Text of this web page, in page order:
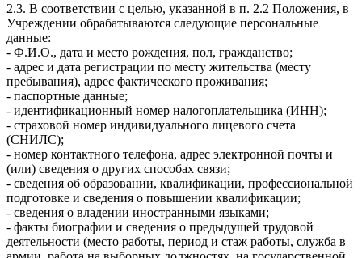
2.3. В соответствии с целью, указанной в п. 2.2 Положения, в
Учреждении обрабатываются следующие персональные
данные:
- Ф.И.О., дата и место рождения, пол, гражданство;
- адрес и дата регистрации по месту жительства (месту
пребывания), адрес фактического проживания;
- паспортные данные;
- идентификационный номер налогоплательщика (ИНН);
- страховой номер индивидуального лицевого счета
(СНИЛС);
- номер контактного телефона, адрес электронной почты и
(или) сведения о других способах связи;
- сведения об образовании, квалификации, профессиональной
подготовке и сведения о повышении квалификации;
- сведения о владении иностранными языками;
- факты биографии и сведения о предыдущей трудовой
деятельности (место работы, период и стаж работы, служба в